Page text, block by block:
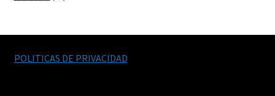
POLITICAS DE PRIVACIDAD